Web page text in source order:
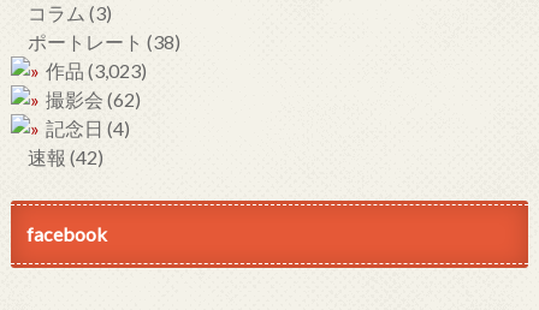
コラム (3)
ポートレート (38)
作品 (3,023)
撮影会 (62)
記念日 (4)
速報 (42)
facebook